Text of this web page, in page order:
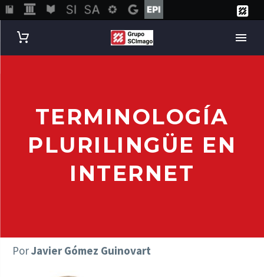
TERMINOLOGÍA
PLURILINGÜE EN
INTERNET
PorJavier Gómez Guinovart